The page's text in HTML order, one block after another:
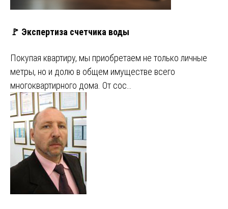
🚩 Экспертиза счетчика воды
Покупая квартиру, мы приобретаем не только личные
метры, но и долю в общем имуществе всего
многоквартирного дома. От сос…